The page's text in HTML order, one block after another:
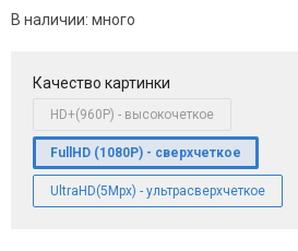
В наличии: много
Качество картинки
HD+(960P) - высокочеткое
FullHD (1080P) - сверхчеткое
UltraHD(5Mpx) - ультрасверхчеткое